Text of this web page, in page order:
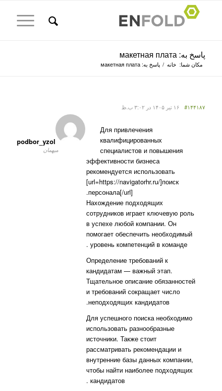
پاسخ به: макетная плата
مکان شما: خانه / پاسخ به: макетная плата
۱۶ تیر ۱۴۰۵ در ۳:۰۲ ب.ظ #۱۴۴۱۸۷
podbor_yzol
میهمان
Для привлечения
квалифицированных
специалистов и повышения
эффективности бизнеса
рекомендуется использовать
[url=https://navigatorhr.ru/]поиск
персонала[/url].
Нахождение подходящих
сотрудников играет ключевую роль
в успехе любой компании. Он
помогает обеспечить необходимый
уровень компетенций в команде .
Определение требований к
кандидатам — важный этап.
Тщательное описание обязанностей
и требований сокращает число
неподходящих кандидатов.
Для успешного поиска необходимо
использовать разнообразные
источники. Также стоит
рассматривать рекомендации и
внутренние базы данных компании,
чтобы найти наиболее подходящих
кандидатов .